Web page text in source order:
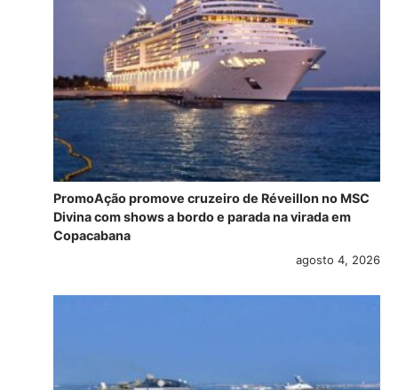
PromoAção promove cruzeiro de Réveillon no MSC
Divina com shows a bordo e parada na virada em
Copacabana
agosto 4, 2026